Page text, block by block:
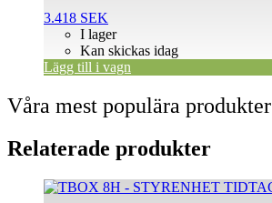
3.418 SEK
I lager
Kan skickas idag
Lägg till i vagn
Våra mest populära produkter
Relaterade produkter